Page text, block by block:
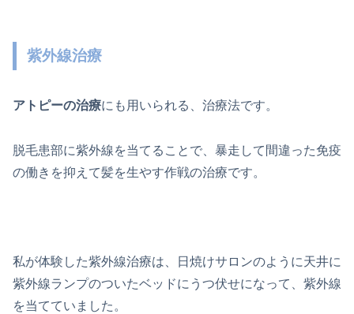
紫外線治療
アトピーの治療にも用いられる、治療法です。
脱毛患部に紫外線を当てることで、暴走して間違った免疫
の働きを抑えて髪を生やす作戦の治療です。
私が体験した紫外線治療は、日焼けサロンのように天井に
紫外線ランプのついたベッドにうつ伏せになって、紫外線
を当てていました。